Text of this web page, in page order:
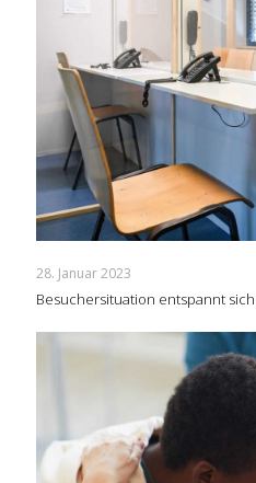
28. Januar 2023
Besuchersituation entspannt